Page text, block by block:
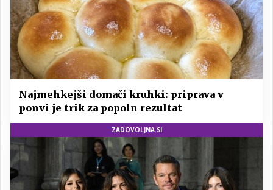
Najmehkejši domači kruhki: priprava v
ponvi je trik za popoln rezultat
ZADOVOLJNA.SI